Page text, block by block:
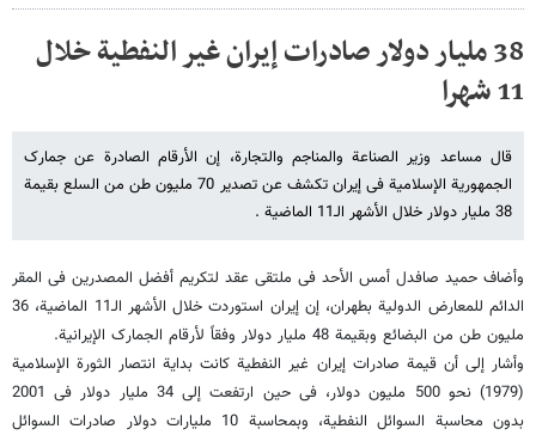
38 ملیار دولار صادرات إیران غیر النفطیة خلال
11 شهرا
قال مساعد وزیر الصناعة والمناجم والتجارة، إن الأرقام الصادرة عن جمارک
الجمهوریة الإسلامیة فی إیران تکشف عن تصدیر 70 ملیون طن من السلع بقیمة
38 ملیار دولار خلال الأشهر الـ11 الماضیة .
وأضاف حمید صافدل أمس الأحد فی ملتقى عقد لتکریم أفضل المصدرین فی المقر
الدائم للمعارض الدولیة بطهران، إن إیران استوردت خلال الأشهر الـ11 الماضیة، 36
ملیون طن من البضائع وبقیمة 48 ملیار دولار وفقاً لأرقام الجمارک الإیرانیة.
وأشار إلى أن قیمة صادرات إیران غیر النفطیة کانت بدایة انتصار الثورة الإسلامیة
(1979) نحو 500 ملیون دولار، فی حین ارتفعت إلى 34 ملیار دولار فی 2001
بدون محاسبة السوائل النفطیة، وبمحاسبة 10 ملیارات دولار صادرات السوائل